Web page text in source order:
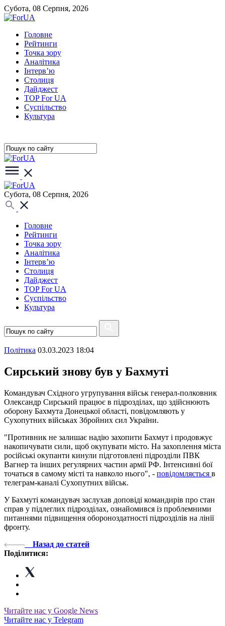
Субота, 08 Серпня, 2026
Головне
Рейтинги
Точка зору
Аналітика
Інтерв’ю
Столиця
Дайджест
TOP For UA
Суспiльство
Культура
Субота, 08 Серпня, 2026
Головне
Рейтинги
Точка зору
Аналітика
Інтерв’ю
Столиця
Дайджест
TOP For UA
Суспiльство
Культура
Полiтика 03.03.2023 18:04
Сирський знову був у Бахмуті
Командувач Східного угрупування військ генерал-полковник
Олександр Сирський працює в підрозділах, що здійснюють
оборону Бахмута Донецької області, повідомляють у
Сухопутних військах Збройних сил України.
"Противник не залишає надію захопити Бахмут і продовжує
накопичувати сили, щоб окупувати місто. На захоплення міста
російські окупанти кинули підготовлені підрозділи ПВК
Вагнер та інших регулярних частин армії РФ. Інтенсивні бої
точаться в самому місті та навколо нього", - повідомляється в
телеграм-каналі Сухопутних військ.
У Бахмуті командувач заслухав доповіді командирів про стан
справ у підлеглих підрозділах, ознайомився із проблемними
питаннями підвищення обороноздатності підрозділів на лінії
фронту.
Назад до статей
Поділитися:
Читайте нас у Google News
Читайте нас у Telegram